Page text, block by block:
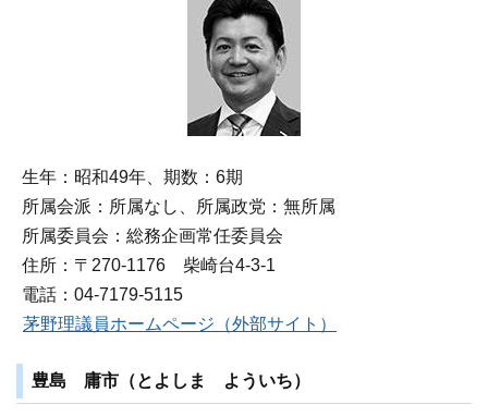
生年：昭和49年、期数：6期
所属会派：所属なし、所属政党：無所属
所属委員会：総務企画常任委員会
住所：〒270‐1176 柴崎台4‐3‐1
電話：04-7179-5115
茅野理議員ホームページ（外部サイト）
豊島 庸市（とよしま よういち）